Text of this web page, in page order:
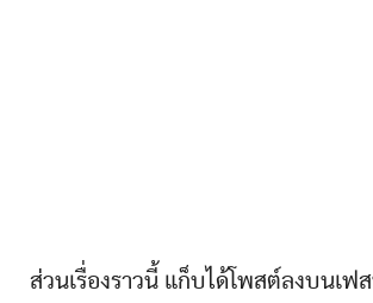
ส่วนเรื่องราวนี้ แก็บได้โพสต์ลงบนเฟ